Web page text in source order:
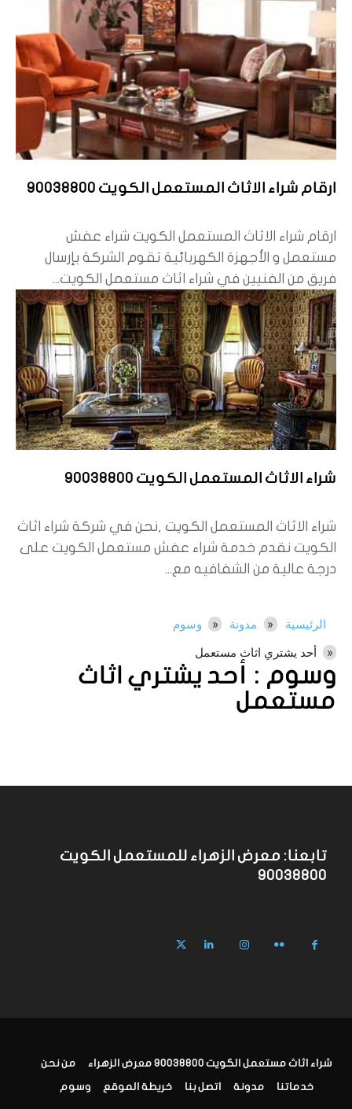
وسوم : أحد يشتري اثاث
مستعمل
الرئيسية مدونة
وسوم
أحد يشتري اثاث مستعمل
ارقام شراء الاثاث المستعمل الكويت 90038800
ارقام شراء الاثاث المستعمل الكويت شراء عفش
مستعمل و الأجهزة الكهربائية تقوم الشركة بإرسال
فريق من الفنيين في شراء اثاث مستعمل الكويت...
شراء الاثاث المستعمل الكويت 90038800
شراء الاثاث المستعمل الكويت ,نحن في شركة شراء اثاث
الكويت نقدم خدمة شراء عفش مستعمل الكويت على
درجة عالية من الشفافيه مع...
تابعنا: معرض الزهراء للمستعمل الكويت
90038800
شراء اثاث مستعمل الكويت 90038800 معرض الزهراء من نحن
خدماتنا مدونة اتصل بنا خريطة الموقع وسوم